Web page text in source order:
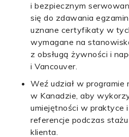
i bezpiecznym
się do zdawania
uznane certyfikaty w
wymagane na
z obsługą żywności i
i Vancouver.
Weź udział w programie
w Kanadzie, aby
umiejętności w praktyce
referencje podczas
klienta.